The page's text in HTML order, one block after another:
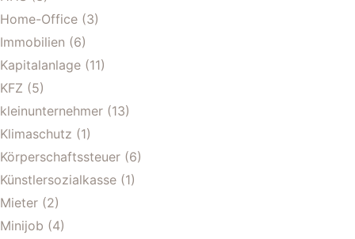
Home-Office (3)
Immobilien (6)
Kapitalanlage (11)
KFZ (5)
kleinunternehmer (13)
Klimaschutz (1)
Körperschaftssteuer (6)
Künstlersozialkasse (1)
Mieter (2)
Minijob (4)